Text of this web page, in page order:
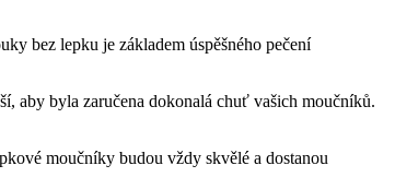
bez lepku je základem úspěšného pečení
aby byla zaručena dokonalá⁤ chuť vašich moučníků.
moučníky budou ⁤vždy skvělé a dostanou